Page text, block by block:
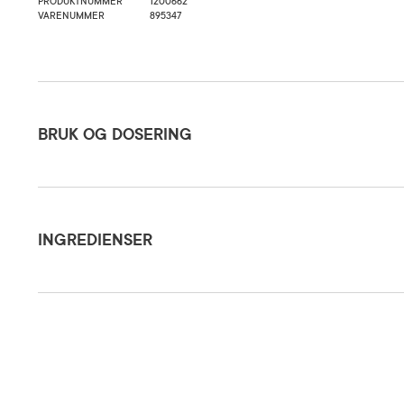
VARENUMMER
895347
BRUK OG DOSERING
INGREDIENSER